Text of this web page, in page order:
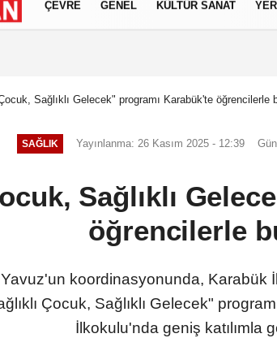
Gizlilik İlkeleri
ÇEVRE GENEL KÜLTÜR SANAT
Sağlıklı Gelecek" programı Karabük'te öğrencilerle
SAĞLIK Yayınlanma: 26 Kasım 2025 - 12:39
Sağlıklı
öğrencilerle
koordinasyonunda, Karabük
Çocuk, Sağlıklı Gelecek"
İlkokulu'nda geniş katılımla